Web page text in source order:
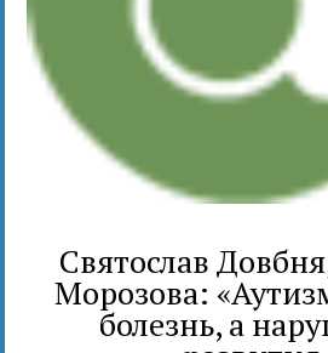
Святослав
Морозова:
болезнь, а